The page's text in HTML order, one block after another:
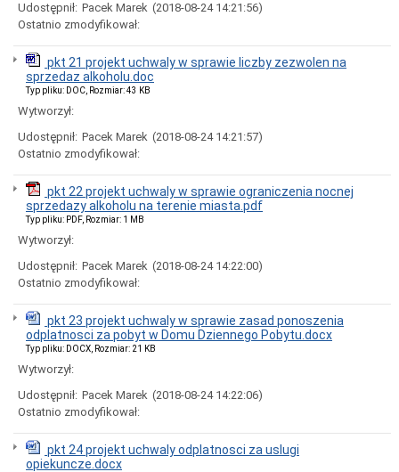
Zamówienia
Publiczne
2026
SZACOWANIE
WARTOŚCI
ZAMÓWIENIA
Zakup
13
autobusów
napędem
elektrycznym
dostawą
stacji
ładowania
pojazdów
elektrycznych
Rozbudowa
przebudowa
budynku
jego
adaptacja
Udostępnił: Pacek Marek (2018-08-24 14:21:56)
Ostatnio zmodyfikował:
pkt 21 projekt uchwaly w sprawie liczby zezwolen na
sprzedaz alkoholu.doc
Typ pliku: DOC, Rozmiar: 43 KB
Wytworzył:
Udostępnił: Pacek Marek (2018-08-24 14:21:57)
Ostatnio zmodyfikował:
pkt 22 projekt uchwaly w sprawie ograniczenia nocnej
sprzedazy alkoholu na terenie miasta.pdf
Typ pliku: PDF, Rozmiar: 1 MB
Wytworzył:
Udostępnił: Pacek Marek (2018-08-24 14:22:00)
Ostatnio zmodyfikował:
pkt 23 projekt uchwaly w sprawie zasad ponoszenia
odplatnosci za pobyt w Domu Dziennego Pobytu.docx
Typ pliku: DOCX, Rozmiar: 21 KB
Wytworzył:
Udostępnił: Pacek Marek (2018-08-24 14:22:06)
Ostatnio zmodyfikował:
pkt 24 projekt uchwaly odplatnosci za uslugi
opiekuncze.docx